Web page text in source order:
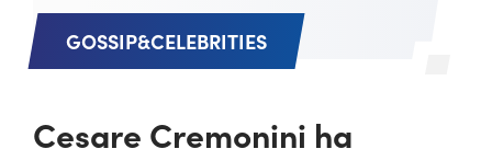
GOSSIP&CELEBRITIES
Cesare Cremonini ha